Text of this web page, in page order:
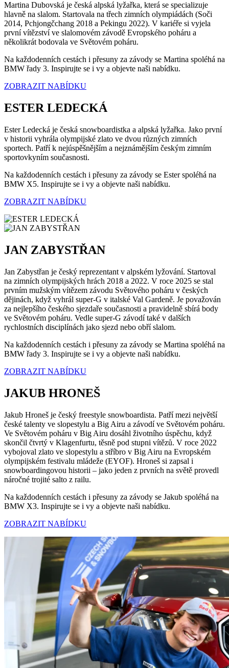
Martina Dubovská je česká alpská lyžařka, která se specializuje
hlavně na slalom. Startovala na třech zimních olympiádách (Soči
2014, Pchjongčchang 2018 a Pekingu 2022). V kariéře si vyjela
první vítězství ve slalomovém závodě Evropského poháru a
několikrát bodovala ve Světovém poháru.
Na každodenních cestách i přesuny za závody se Martina spoléhá na
BMW řady 3. Inspirujte se i vy a objevte naši nabídku.
ZOBRAZIT NABÍDKU
ESTER LEDECKÁ
Ester Ledecká je česká snowboardistka a alpská lyžařka. Jako první
v historii vyhrála olympijské zlato ve dvou různých zimních
sportech. Patří k nejúspěšnějším a nejznámějším českým zimním
sportovkyním současnosti.
Na každodenních cestách i přesuny za závody se Ester spoléhá na
BMW X5. Inspirujte se i vy a objevte naši nabídku.
ZOBRAZIT NABÍDKU
JAN ZABYSTŘAN
Jan Zabystřan je český reprezentant v alpském lyžování. Startoval
na zimních olympijských hrách 2018 a 2022. V roce 2025 se stal
prvním mužským vítězem závodu Světového poháru v českých
dějinách, když vyhrál super-G v italské Val Gardeně. Je považován
za nejlepšího českého sjezdaře současnosti a pravidelně sbírá body
ve Světovém poháru. Vedle super-G závodí také v dalších
rychlostních disciplínách jako sjezd nebo obří slalom.
Na každodenních cestách i přesuny za závody se Martina spoléhá na
BMW řady 3. Inspirujte se i vy a objevte naši nabídku.
ZOBRAZIT NABÍDKU
JAKUB HRONEŠ
Jakub Hroneš je český freestyle snowboardista. Patří mezi největší
české talenty ve slopestylu a Big Airu a závodí ve Světovém poháru.
Ve Světovém poháru v Big Airu dosáhl životního úspěchu, když
skončil čtvrtý v Klagenfurtu, těsně pod stupni vítězů. V roce 2022
vybojoval zlato ve slopestylu a stříbro v Big Airu na Evropském
olympijském festivalu mládeže (EYOF). Hroneš si zapsal i
snowboardingovou historii – jako jeden z prvních na světě provedl
náročné trojité salto z railu.
Na každodenních cestách i přesuny za závody se Jakub spoléhá na
BMW X3. Inspirujte se i vy a objevte naši nabídku.
ZOBRAZIT NABÍDKU